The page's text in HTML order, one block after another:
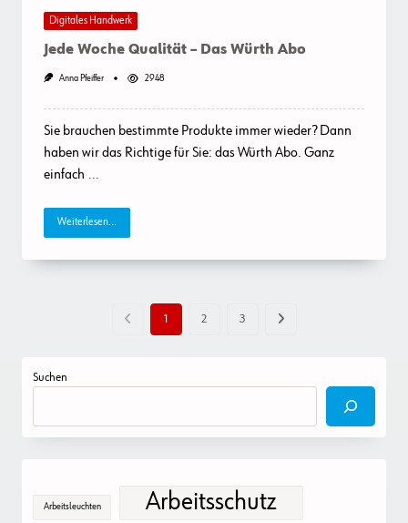
Digitales Handwerk
Jede Woche Qualität – Das Würth Abo
Anna Pfeiffer 2948
Sie brauchen bestimmte Produkte immer wieder? Dann
haben wir das Richtige für Sie: das Würth Abo. Ganz
einfach ...
Weiterlesen...
1 2 3
Suchen
Arbeitsleuchten Arbeitsschutz